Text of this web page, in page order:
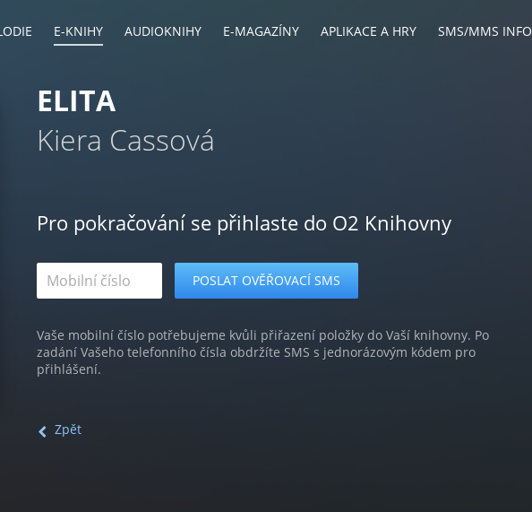
E-KNIHY AUDIOKNIHY E-MAGAZÍNY APLIKACE A HRY SMS/MMS INFO
ELITA
Kiera Cassová
Pro pokračování se přihlaste do O2 Knihovny
Vaše mobilní číslo potřebujeme kvůli přiřazení položky do Vaší knihovny. Po
zadání Vašeho telefonního čísla obdržíte SMS s jednorázovým kódem pro
přihlášení.
Zpět